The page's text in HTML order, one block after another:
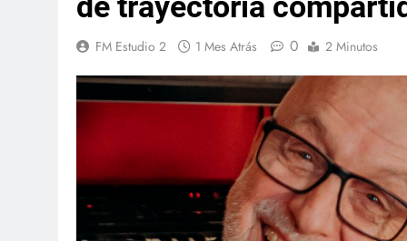
FM Estudio 2 1 Mes Atrás 0 2 Minutos